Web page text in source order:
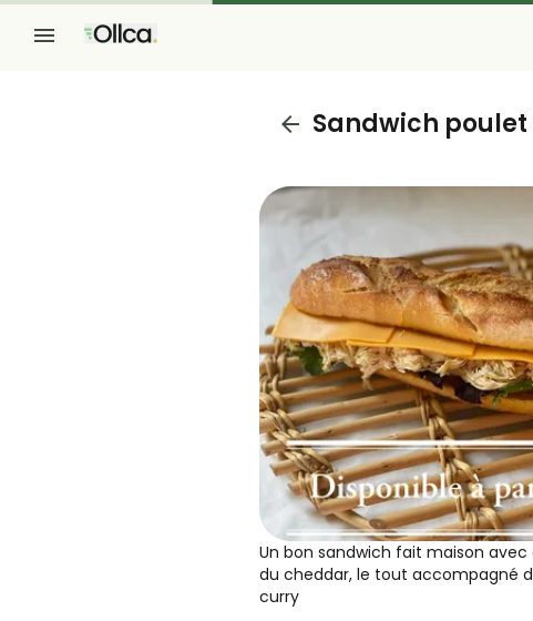
Sandwich
Un bon sandwich fait maison
du cheddar, le tout accompagné
curry